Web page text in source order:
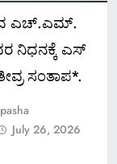
ಎಚ್.ಎಮ್.
ನಿಧನಕ್ಕೆ ಎಸ್
ಸಂತಾಪ*.
July 26, 2026